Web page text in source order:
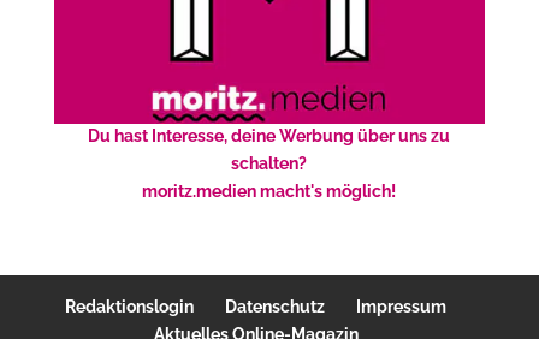
Du hast Interesse, deine Werbung über uns zu
schalten?
moritz.medien macht's möglich!
Redaktionslogin Datenschutz
Impressum
Aktuelles Online-Magazin